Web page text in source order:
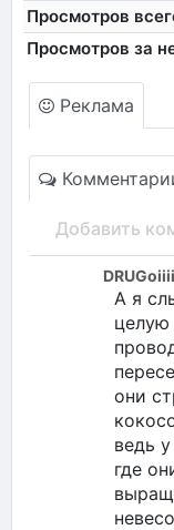
Просмотров
Просмотров за
Реклама
Добавить
DRUGoiiii
А я
они
ведь
где